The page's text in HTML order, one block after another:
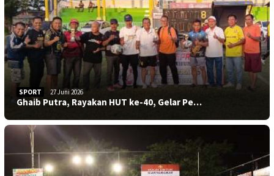
SPORT 27 Juni 2026
Ghaib Putra, Rayakan HUT ke-40, Gelar Pe…